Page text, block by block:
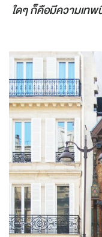
ใดๆ ก็คือมีความเทพ